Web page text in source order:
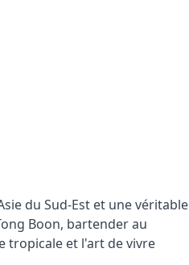
du Sud-Est et une véritable
Boon, bartender au
tropicale et l'art de vivre